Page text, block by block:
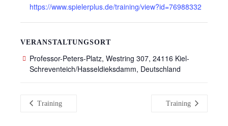
https://www.spielerplus.de/training/view?id=76988332
VERANSTALTUNGSORT
Professor-Peters-Platz, Westring 307, 24116 Kiel-
Schreventeich/Hasseldieksdamm, Deutschland
Training Training